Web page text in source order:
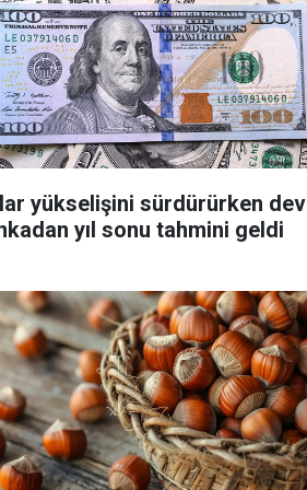
yükselişini sürdürürken dev
yıl sonu tahmini geldi